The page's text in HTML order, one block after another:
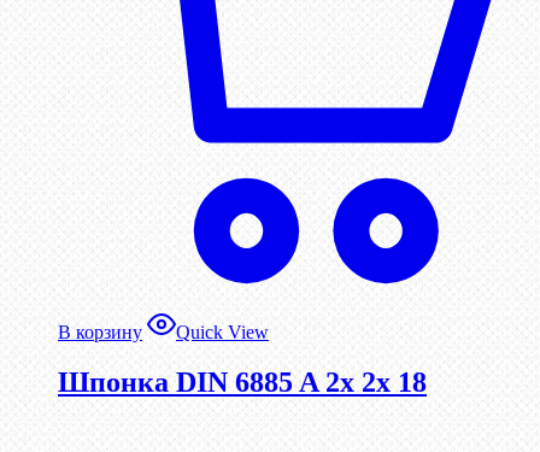
В корзину Quick View
Шпонка DIN 6885 A 2x 2x 18